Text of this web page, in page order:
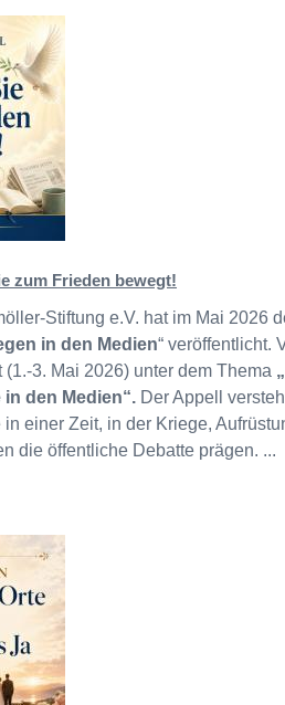
zum Frieden bewegt!
Stiftung e.V. hat im Mai 2026
in den Medien“ veröffentlicht.
3. Mai 2026) unter dem Thema
den Medien“. Der Appell
einer Zeit, in der Kriege,
die öffentliche Debatte prägen. ...